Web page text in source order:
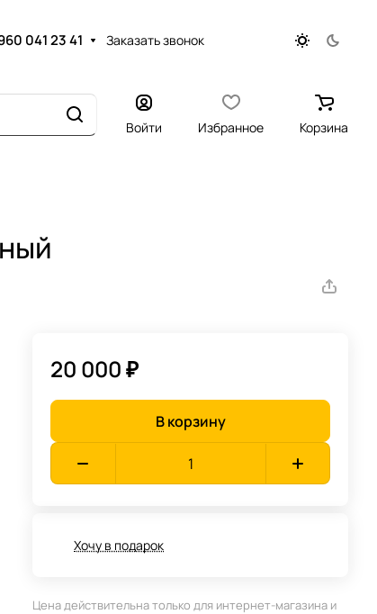
041 23 41 Заказать звонок
Войти Избранное Корзина
20 000 ₽
В корзину
Хочу в подарок
Цена действительна только для интернет-магазина и